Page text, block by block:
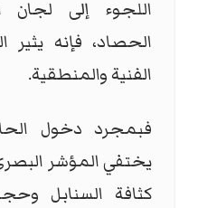
اللجوء إلى لجان
الحصاد، فإنه يثير
الفنية والمنطقية.
فبمجرد دخول
يختفي المؤشر
كثافة السنابل